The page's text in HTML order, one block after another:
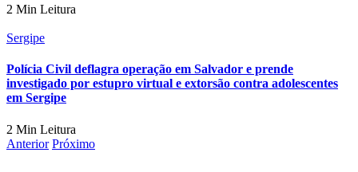
2 Min Leitura
Sergipe
Polícia Civil deflagra operação em Salvador e prende
investigado por estupro virtual e extorsão contra adolescentes
em Sergipe
2 Min Leitura
Anterior Próximo